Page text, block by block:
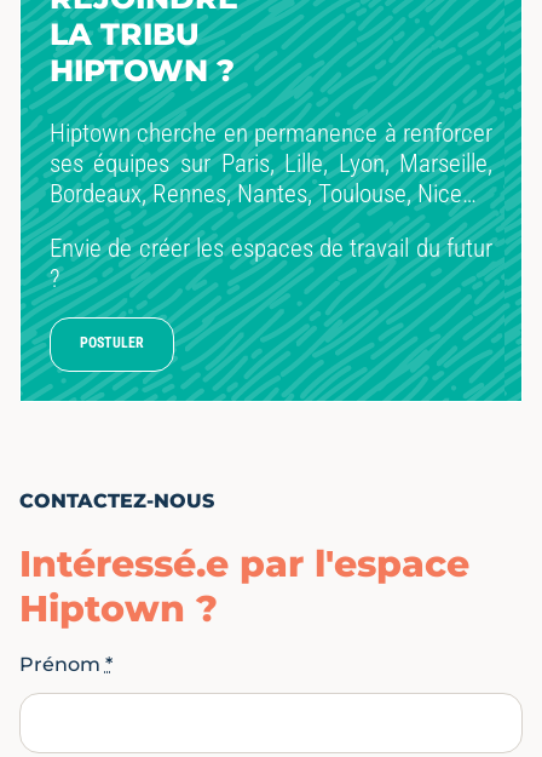
LA TRIBU
HIPTOWN ?
Hiptown cherche en permanence à renforcer
ses équipes sur Paris, Lille, Lyon, Marseille,
Bordeaux, Rennes, Nantes, Toulouse, Nice…
Envie de créer les espaces de travail du futur
?
POSTULER
CONTACTEZ-NOUS
Intéressé.e par l'espace
Hiptown ?
Prénom *